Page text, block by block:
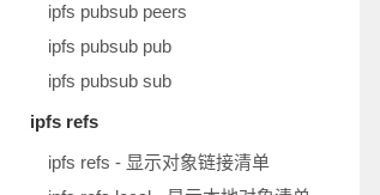
ipfs pubsub peers
ipfs pubsub pub
ipfs pubsub sub
ipfs refs
ipfs refs - 显示对象链接清单